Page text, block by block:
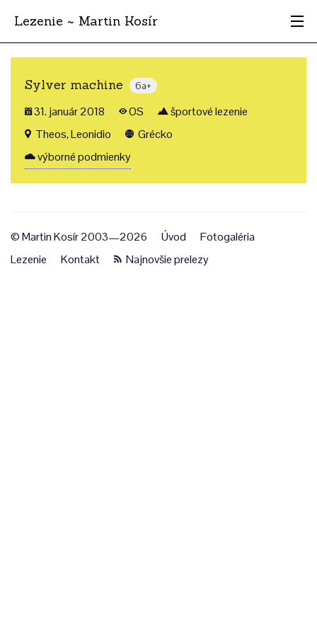
Lezenie ~ Martin Kosír
Najhodnotnejšie
Oblasti
Krajina
Štýl
Sylver machine 6a+
31. január 2018 OS
športové lezenie
Theos, Leonidio
Grécko
výborné podmienky
© Martin Kosír 2003—2026 Úvod
Fotogaléria
Lezenie
Kontakt Najnovšie prelezy